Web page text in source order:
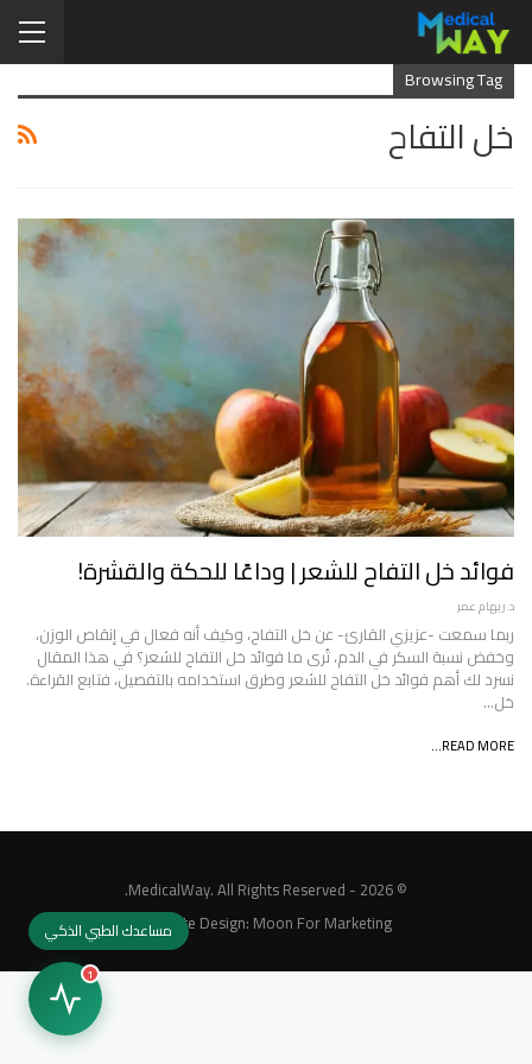
Browsing Tag
خل التفاح
فوائد خل التفاح للشعر | وداعًا للحكة والقشرة!
د.ريهام عمر
ربما سمعت -عزيزي القارئ- عن خل التفاح، وكيف أنه فعال في إنقاص الوزن،
وخفض نسبة السكر في الدم، تُرى ما فوائد خل التفاح للشعر؟ في هذا المقال
نسرد لك أهم فوائد خل التفاح للشعر وطرق استخدامه بالتفصيل، فتابع القراءة.
خل…
READ MORE...
© 2026 - MedicalWay. All Rights Reserved.
Website Design: Moon For Marketing مساعدك الطبي الذكي
1